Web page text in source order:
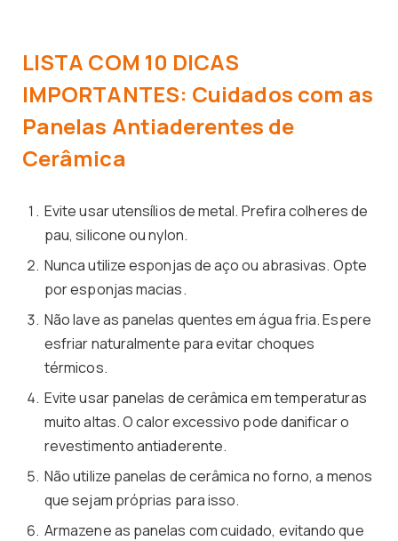
LISTA COM 10 DICAS
IMPORTANTES: Cuidados com as
Panelas Antiaderentes de
Cerâmica
Evite usar utensílios de metal. Prefira colheres de
pau, silicone ou nylon.
Nunca utilize esponjas de aço ou abrasivas. Opte
por esponjas macias.
Não lave as panelas quentes em água fria. Espere
esfriar naturalmente para evitar choques
térmicos.
Evite usar panelas de cerâmica em temperaturas
muito altas. O calor excessivo pode danificar o
revestimento antiaderente.
Não utilize panelas de cerâmica no forno, a menos
que sejam próprias para isso.
Armazene as panelas com cuidado, evitando que